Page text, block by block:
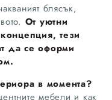
блясък,
От уютни
тези
да се оформи
в момента?
мебели и как